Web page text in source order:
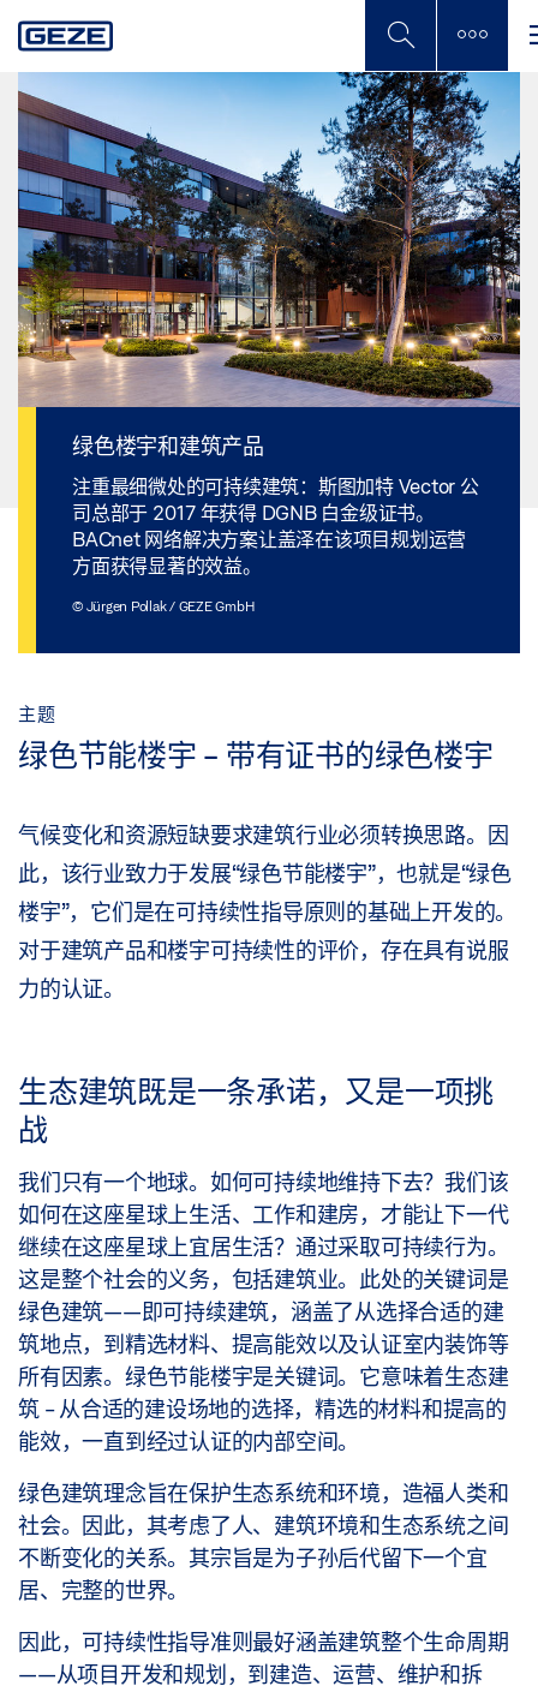
to
content
绿色楼宇和建筑产品
注重最细微处的可持续建筑：斯图加特 Vector 公
司总部于 2017 年获得 DGNB 白金级证书。
BACnet 网络解决方案让盖泽在该项目规划运营
方面获得显著的效益。
© Jürgen Pollak / GEZE GmbH
主题
绿色节能楼宇 - 带有证书的绿色楼宇
气候变化和资源短缺要求建筑行业必须转换思路。因
此，该行业致力于发展“绿色节能楼宇”，也就是“绿色
楼宇”，它们是在可持续性指导原则的基础上开发的。
对于建筑产品和楼宇可持续性的评价，存在具有说服
力的认证。
生态建筑既是一条承诺，又是一项挑
战
我们只有一个地球。如何可持续地维持下去？我们该
如何在这座星球上生活、工作和建房，才能让下一代
继续在这座星球上宜居生活？通过采取可持续行为。
这是整个社会的义务，包括建筑业。此处的关键词是
绿色建筑——即可持续建筑，涵盖了从选择合适的建
筑地点，到精选材料、提高能效以及认证室内装饰等
所有因素。绿色节能楼宇是关键词。它意味着生态建
筑 - 从合适的建设场地的选择，精选的材料和提高的
能效，一直到经过认证的内部空间。
绿色建筑理念旨在保护生态系统和环境，造福人类和
社会。因此，其考虑了人、建筑环境和生态系统之间
不断变化的关系。其宗旨是为子孙后代留下一个宜
居、完整的世界。
因此，可持续性指导准则最好涵盖建筑整个生命周期
——从项目开发和规划，到建造、运营、维护和拆